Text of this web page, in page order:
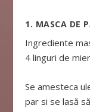
1. MASCA DE
Ingrediente
4 linguri de
Se amesteca
par si se lasă